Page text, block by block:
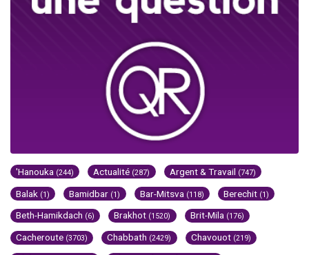
'Hanouka (244) Actualité (287) Argent & Travail (747)
Balak (1) Bamidbar (1) Bar-Mitsva (118) Berechit (1)
Beth-Hamikdach (6) Brakhot (1520) Brit-Mila (176)
Cacheroute (3703) Chabbath (2429) Chavouot (219)